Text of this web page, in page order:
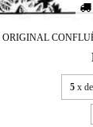
ORIGINAL
5 x